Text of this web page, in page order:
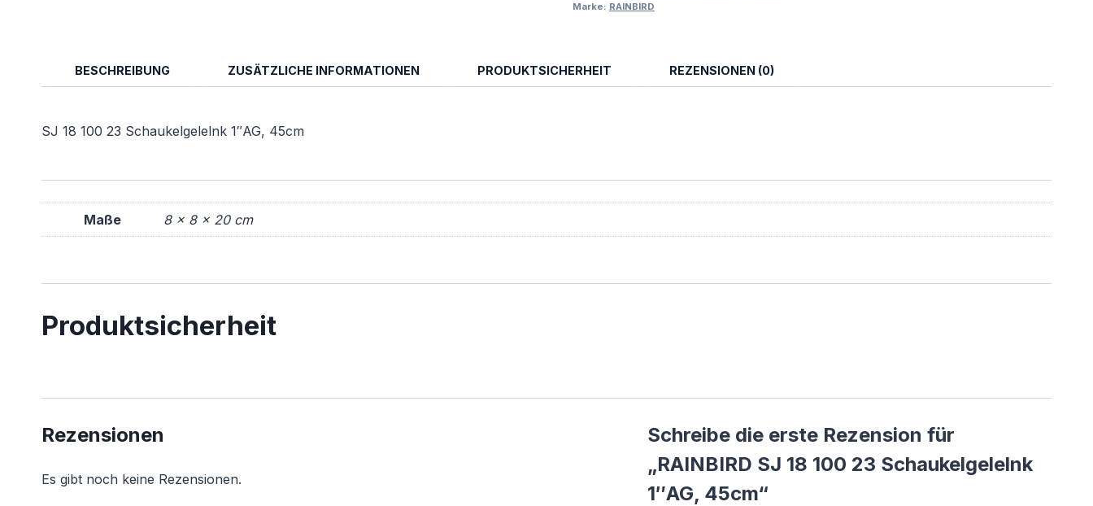
Marke: RAINBIRD
BESCHREIBUNG ZUSÄTZLICHE INFORMATIONEN PRODUKTSICHERHEIT REZENSIONEN (0)
SJ 18 100 23 Schaukelgelelnk 1″AG, 45cm
Maße 8 × 8 × 20 cm
Produktsicherheit
Rezensionen
Es gibt noch keine Rezensionen.
Schreibe die erste Rezension für
„RAINBIRD SJ 18 100 23 Schaukelgelelnk
1″AG, 45cm“